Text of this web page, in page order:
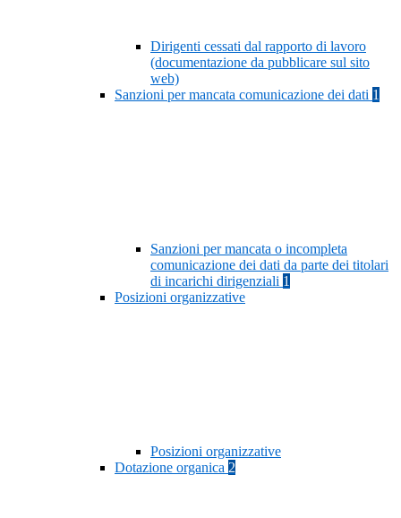
Dirigenti cessati dal rapporto di lavoro
(documentazione da pubblicare sul sito
web)
Sanzioni per mancata comunicazione dei dati 1
Sanzioni per mancata o incompleta
comunicazione dei dati da parte dei titolari
di incarichi dirigenziali 1
Posizioni organizzative
Posizioni organizzative
Dotazione organica 2